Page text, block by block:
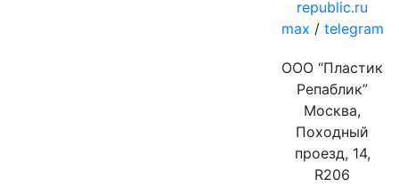
republic.ru
max / telegram
ООО “Пластик
Репаблик”
Москва,
Походный
проезд, 14,
R206